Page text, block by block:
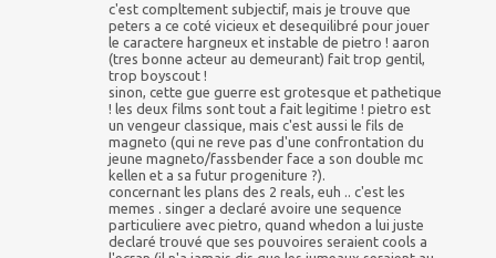
c'est compltement subjectif, mais je trouve que
peters a ce coté vicieux et desequilibré pour jouer
le caractere hargneux et instable de pietro ! aaron
(tres bonne acteur au demeurant) fait trop gentil,
trop boyscout !
sinon, cette gue guerre est grotesque et pathetique
! les deux films sont tout a fait legitime ! pietro est
un vengeur classique, mais c'est aussi le fils de
magneto (qui ne reve pas d'une confrontation du
jeune magneto/fassbender face a son double mc
kellen et a sa futur progeniture ?).
concernant les plans des 2 reals, euh .. c'est les
memes . singer a declaré avoire une sequence
particuliere avec pietro, quand whedon a lui juste
declaré trouvé que ses pouvoires seraient cools a